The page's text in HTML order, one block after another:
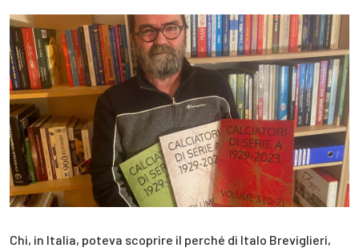
Chi, in Italia, poteva scoprire il perché di Italo Breviglieri,